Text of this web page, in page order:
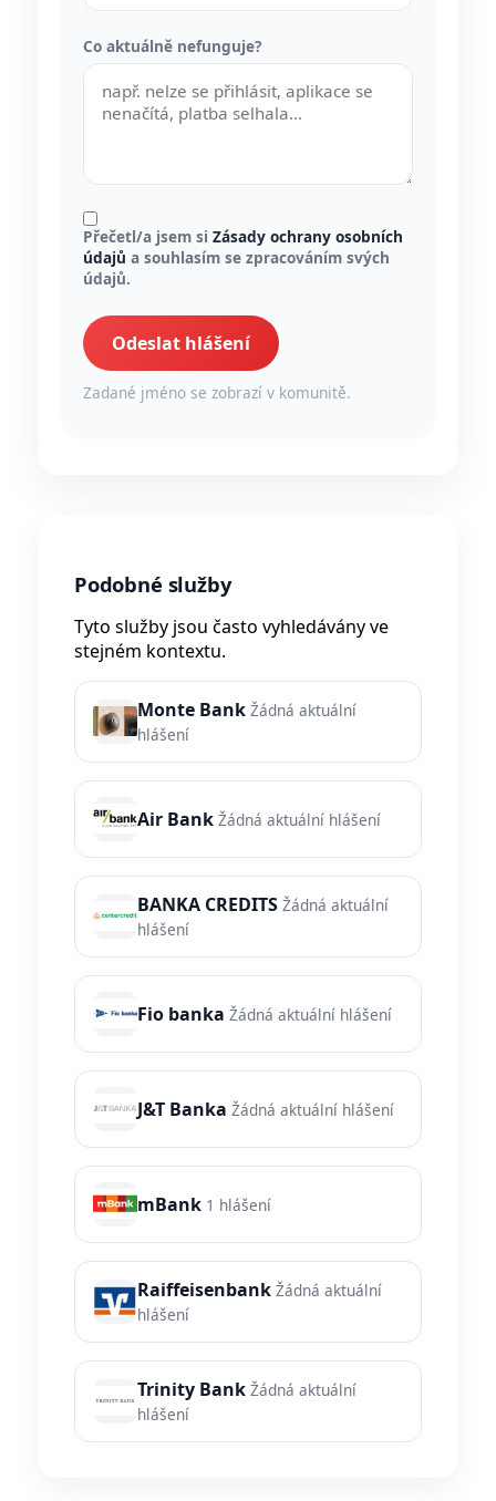
Co aktuálně nefunguje?
Přečetl/a jsem si Zásady ochrany osobních
údajů a souhlasím se zpracováním svých
údajů.
Odeslat hlášení
Zadané jméno se zobrazí v komunitě.
Podobné služby
Tyto služby jsou často vyhledávány ve
stejném kontextu.
Monte Bank Žádná aktuální
hlášení
Air Bank Žádná aktuální hlášení
BANKA CREDITS Žádná aktuální
hlášení
Fio banka Žádná aktuální hlášení
J&T Banka Žádná aktuální hlášení
mBank 1 hlášení
Raiffeisenbank Žádná aktuální
hlášení
Trinity Bank Žádná aktuální
hlášení